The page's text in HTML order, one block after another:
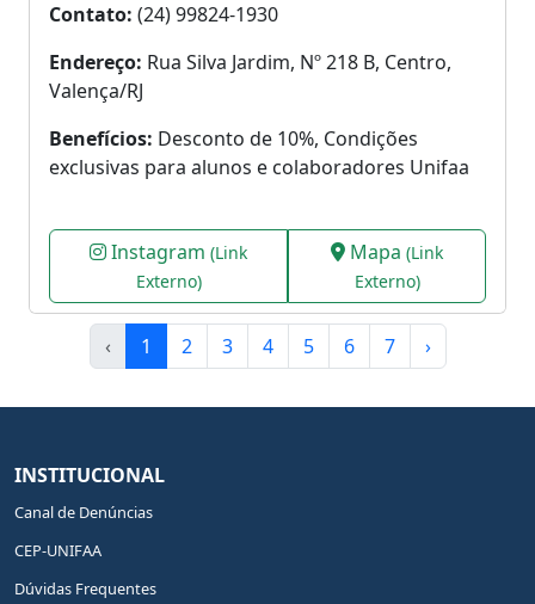
Contato: (24) 99824-1930
Endereço: Rua Silva Jardim, Nº 218 B, Centro,
Valença/RJ
Benefícios: Desconto de 10%, Condições
exclusivas para alunos e colaboradores Unifaa
Instagram(Link
Externo)
Mapa(Link
Externo)
‹ 1 2 3 4 5 6 7 ›
INSTITUCIONAL
Canal de Denúncias
CEP-UNIFAA
Dúvidas Frequentes